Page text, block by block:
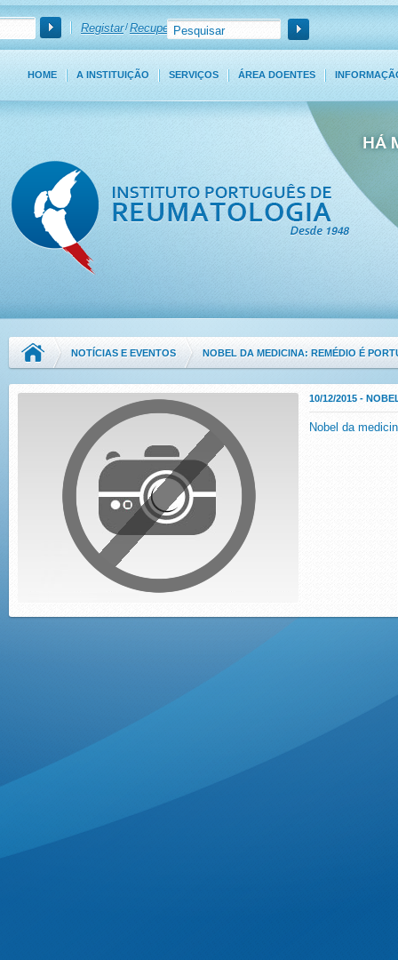
Registar/Recuperar Password
HOME A INSTITUIÇÃO SERVIÇOS ÁREA DOENTES
NOTÍCIAS E EVENTOS NOBEL DA MEDICINA: REMÉDIO É
10/12/2015 -
Nobel da